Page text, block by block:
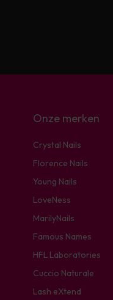
Onze merken
Crystal Nails
Florence Nails
Young Nails
LoveNess
MarilyNails
Famous Names
HFL Laboratories
Cuccio Naturale
Lash eXtend